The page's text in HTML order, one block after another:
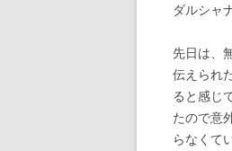
ダルシャ
先日は、
伝えられ
ると感じ
たので意
らなくて